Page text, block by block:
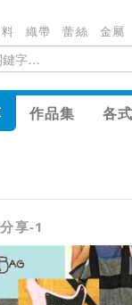
織帶 蕾絲 金屬
作品集 各
享-1